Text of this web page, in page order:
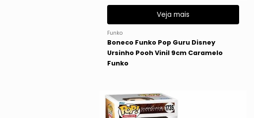
Veja mais
Funko
Boneco Funko Pop Guru Disney
Ursinho Pooh Vinil 9cm Caramelo
Funko